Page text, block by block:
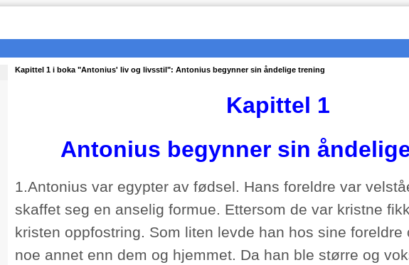
Kapittel 1 i boka "Antonius' liv og livsstil": Antonius begynner sin åndelige trening
Kapittel 1
Antonius begynner sin
1.Antonius var egypter av fødsel. Hans foreldre var
skaffet seg en anselig formue. Ettersom de var kristne
kristen oppfostring. Som liten levde han hos sine foreldre
noe annet enn dem og hjemmet. Da han ble større og